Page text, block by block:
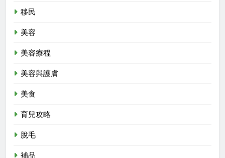
移民
美容
美容療程
美容與護膚
美食
育兒攻略
脫毛
補品